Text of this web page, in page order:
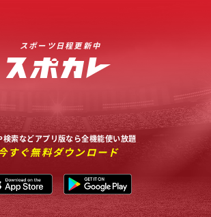
スポーツ日程更新中
検索などアプリ版なら全機能使い放題
すぐ無料ダウンロード